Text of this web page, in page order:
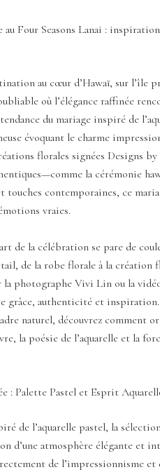
au Four Seasons Lanai :
au cœur d’Hawaï, sur l’île
où l’élégance raffinée
du mariage inspiré de
évoquant le charme
florales signées Designs
la cérémonie
contemporaines, ce
vraies.
de la célébration se pare de
de la robe florale à la création
la photographe Vivi Lin ou la
grâce, authenticité et inspiration.
naturel, découvrez comment
la poésie de l’aquarelle et la
: Palette Pastel et Esprit
de l’aquarelle pastel, la
d’une atmosphère élégante et
de l’impressionnisme et